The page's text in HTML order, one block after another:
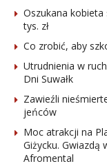
Oszukana kobieta
tys. zł
Co zrobić, aby
Utrudnienia w
Dni Suwałk
Zawieźli
jeńców
Moc atrakcji na
Giżycku. Gwiazdą
Afromental